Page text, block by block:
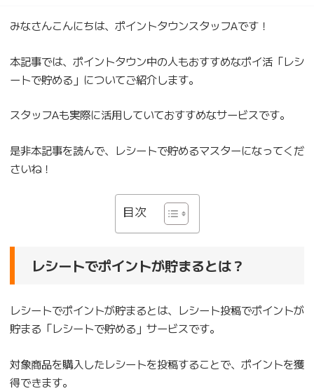
みなさんこんにちは、ポイントタウンスタッフAです！
本記事では、ポイントタウン中の人もおすすめなポイ活「レシ
ートで貯める」についてご紹介します。
スタッフAも実際に活用していておすすめなサービスです。
是非本記事を読んで、レシートで貯めるマスターになってくだ
さいね！
目次
レシートでポイントが貯まるとは？
レシートでポイントが貯まるとは、レシート投稿でポイントが
貯まる「レシートで貯める」サービスです。
対象商品を購入したレシートを投稿することで、ポイントを獲
得できます。